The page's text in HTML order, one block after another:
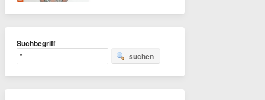
Suchbegriff
suchen